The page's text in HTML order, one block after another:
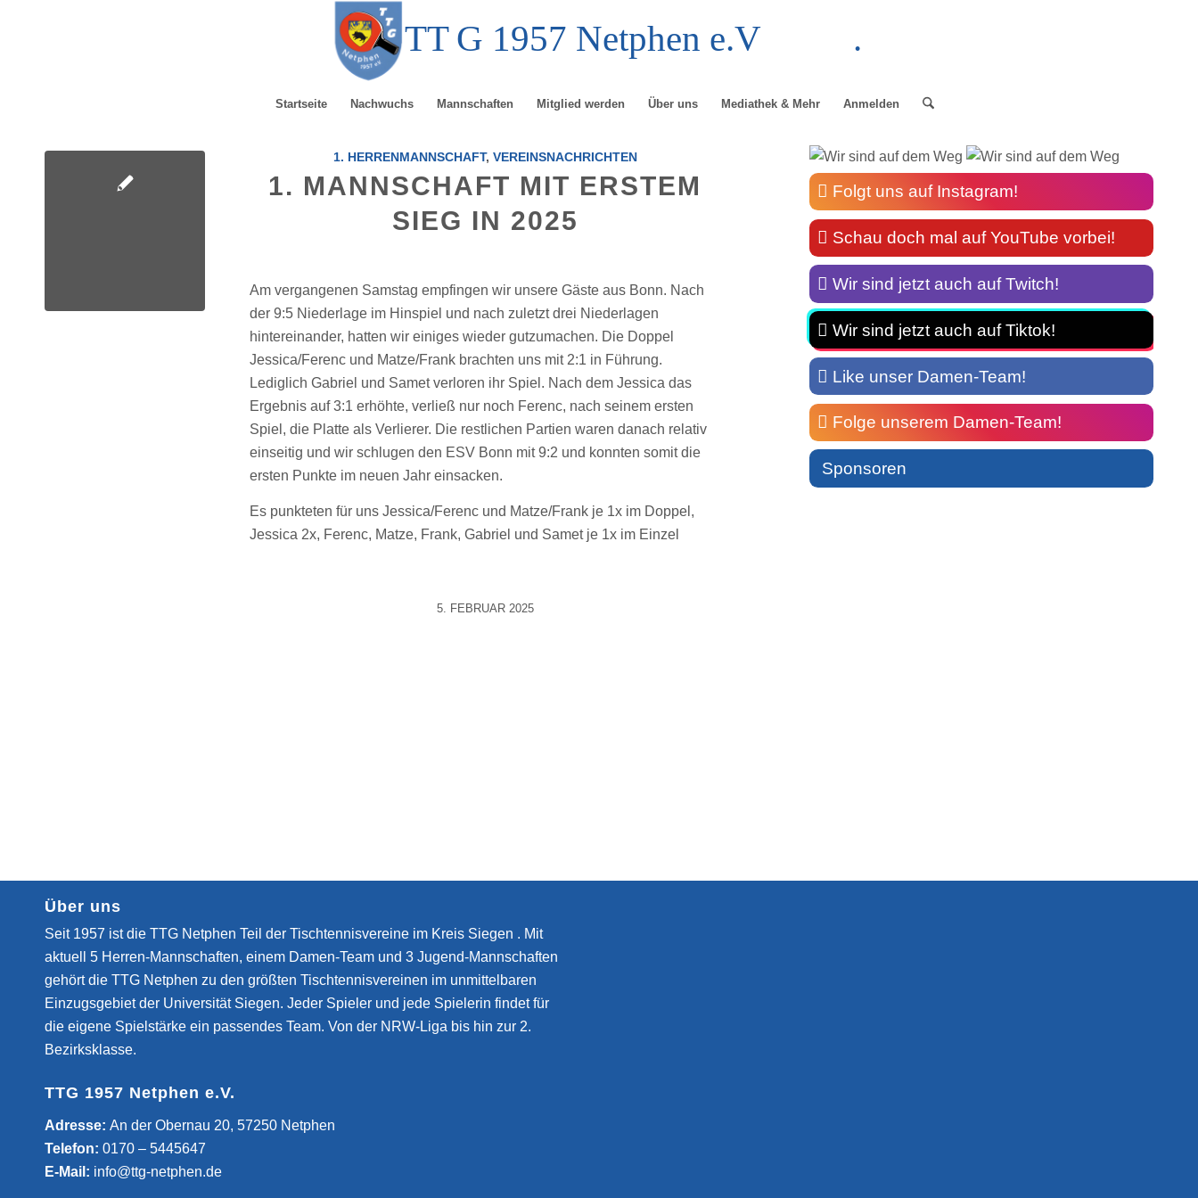
TTG 1957 Netphen e.V .
Startseite Nachwuchs Mannschaften Mitglied werden Über uns Mediathek & Mehr Anmelden
1. HERRENMANNSCHAFT, VEREINSNACHRICHTEN
1. MANNSCHAFT MIT ERSTEM
SIEG IN 2025
Am vergangenen Samstag empfingen wir unsere Gäste aus Bonn. Nach
der 9:5 Niederlage im Hinspiel und nach zuletzt drei Niederlagen
hintereinander, hatten wir einiges wieder gutzumachen. Die Doppel
Jessica/Ferenc und Matze/Frank brachten uns mit 2:1 in Führung.
Lediglich Gabriel und Samet verloren ihr Spiel. Nach dem Jessica das
Ergebnis auf 3:1 erhöhte, verließ nur noch Ferenc, nach seinem ersten
Spiel, die Platte als Verlierer. Die restlichen Partien waren danach relativ
einseitig und wir schlugen den ESV Bonn mit 9:2 und konnten somit die
ersten Punkte im neuen Jahr einsacken.
Es punkteten für uns Jessica/Ferenc und Matze/Frank je 1x im Doppel,
Jessica 2x, Ferenc, Matze, Frank, Gabriel und Samet je 1x im Einzel
5. FEBRUAR 2025
Folgt uns auf Instagram!
Schau doch mal auf YouTube vorbei!
Wir sind jetzt auch auf Twitch!
Wir sind jetzt auch auf Tiktok!
Like unser Damen-Team!
Folge unserem Damen-Team!
Sponsoren
Über uns
Seit 1957 ist die TTG Netphen Teil der Tischtennisvereine im Kreis Siegen . Mit
aktuell 5 Herren-Mannschaften, einem Damen-Team und 3 Jugend-Mannschaften
gehört die TTG Netphen zu den größten Tischtennisvereinen im unmittelbaren
Einzugsgebiet der Universität Siegen. Jeder Spieler und jede Spielerin findet für
die eigene Spielstärke ein passendes Team. Von der NRW-Liga bis hin zur 2.
Bezirksklasse.
TTG 1957 Netphen e.V.
­Adresse: An der Obernau 20, 57250 Netphen
Telefon: 0170 – 5445647
E-Mail: info@ttg-netphen.de